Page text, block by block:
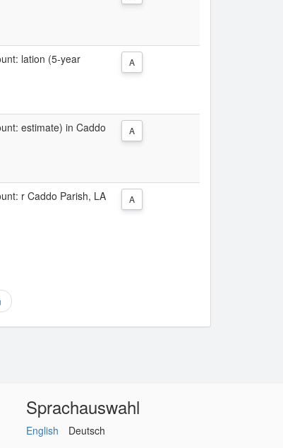
lation (5-year
A
estimate) in Caddo
A
r Caddo Parish, LA A
Sprachauswahl
English Deutsch